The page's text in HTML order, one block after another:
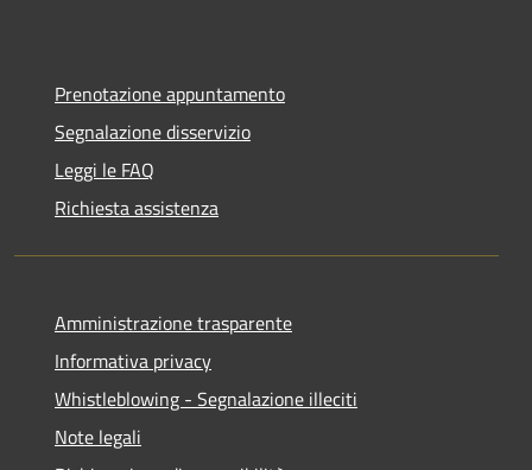
Prenotazione appuntamento
Segnalazione disservizio
Leggi le FAQ
Richiesta assistenza
Amministrazione trasparente
Informativa privacy
Whistleblowing - Segnalazione illeciti
Note legali